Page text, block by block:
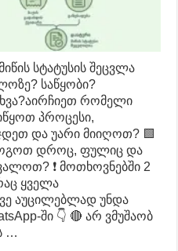
სტატუსის შეცვლა
საწყობი?
რომელი
პროცესი,
და უარი მიიღოთ? 🟩
დროც, ფულიც და
❗ მოთხოვნებში 2
ყველა
აუცილებლად უნდა
ში 👇 🔴 არ ვმუშაობ
…